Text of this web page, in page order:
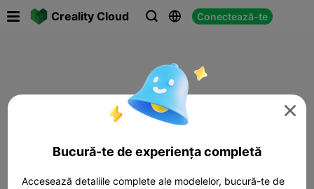
Creality Cloud   Conectează-te

Bucură-te de experiența completă
Accesează detaliile complete ale modelelor, bucură-te de